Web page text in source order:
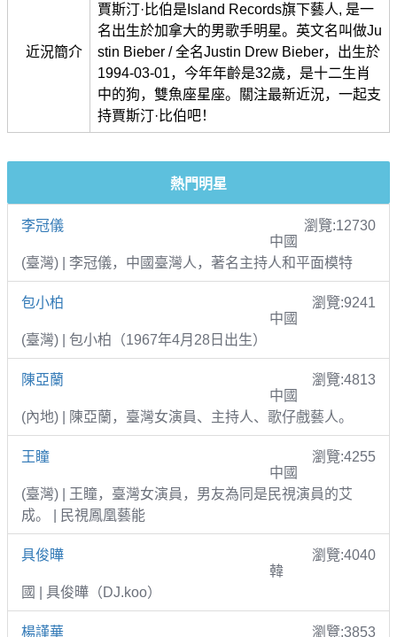
近況簡介
賈斯汀·比伯是Island Records旗下藝人, 是一
名出生於加拿大的男歌手明星。英文名叫做Ju
stin Bieber / 全名Justin Drew Bieber，出生於
1994-03-01，今年年齡是32歲，是十二生肖
中的狗，雙魚座星座。關注最新近況，一起支
持賈斯汀·比伯吧！
熱門明星
李冠儀
瀏覽:12730
中國
(臺灣) | 李冠儀，中國臺灣人，著名主持人和平面模特
包小柏
瀏覽:9241
中國
(臺灣) | 包小柏（1967年4月28日出生）
陳亞蘭
瀏覽:4813
中國
(內地) | 陳亞蘭，臺灣女演員、主持人、歌仔戲藝人。
王瞳
瀏覽:4255
中國
(臺灣) | 王瞳，臺灣女演員，男友為同是民視演員的艾
成。 | 民視鳳凰藝能
具俊曄
瀏覽:4040
韓
國 | 具俊曄（DJ.koo）
楊謹華 瀏覽:3853